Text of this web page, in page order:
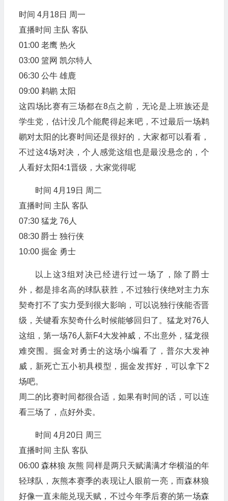
时间 4月18日 周一
直播时间 主队 客队
01:00 老鹰 热火
03:00 篮网 凯尔特人
06:30 公牛 雄鹿
09:00 鹈鹕 太阳
这四场比赛有三场都在8点之前，无论是上班族还是
学生党，估计没几个能爬得起来吧，不过最后一场鹈
鹕对太阳的比赛时间还是很好的，大家都可以看看，
不过这4场对决，个人感觉这组也是最没悬念的，个
人看好太阳4:1晋级，大家觉得呢
时间 4月19日 周二
直播时间 主队 客队
07:30 猛龙 76人
08:30 爵士 独行侠
10:00 掘金 勇士
以上这3组对决已经进行过一场了，除了爵士
外，都是排名高的球队获胜，不过独行侠绝对主力东
契奇打不了实力受到很大影响，可以说独行侠能否晋
级，关键看东契奇什么时候能够回归了。猛龙对76人
这组，第一场76人新F4大发神威，不出意外，猛龙很
难突围。掘金对勇士的这场小编看了，普尔大发神
威，新死亡五小初具模型，掘金发挥好，可以拿下2
场吧。
周二的比赛时间都很合适，如果有时间的话，可以连
看三场了，点好外卖。
时间 4月20日 周三
直播时间 主队 客队
06:00 森林狼 灰熊 同样是两只天赋满满才华横溢的年
轻球队，灰熊本赛季的表现让人眼前一亮，而森林狼
好像一直未能兑现天赋，不过今年季后赛的第一场森